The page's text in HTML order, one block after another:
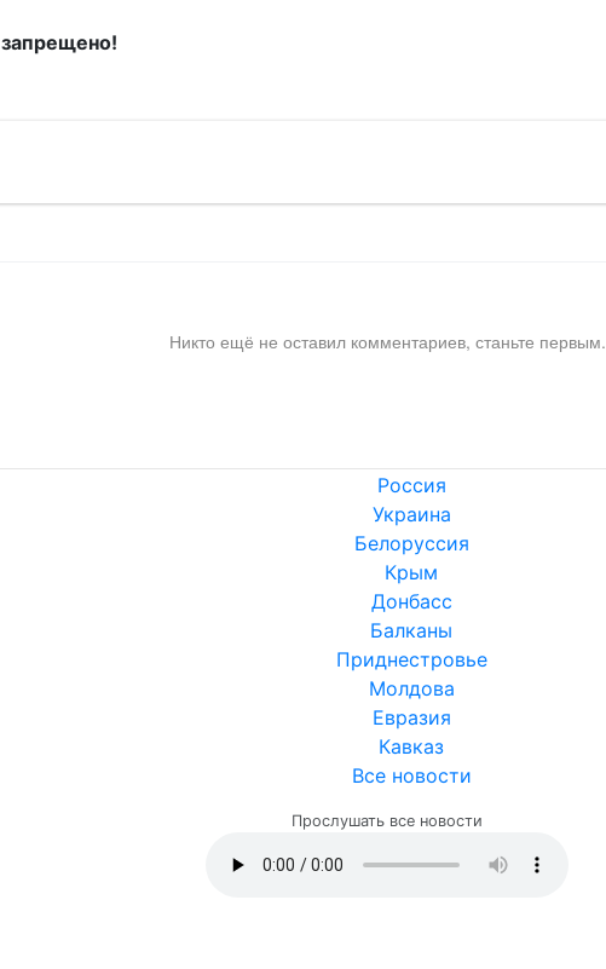
запрещено!
Никто ещё не оставил комментариев, станьте первым.
Россия
Украина
Белоруссия
Крым
Донбасс
Балканы
Приднестровье
Молдова
Евразия
Кавказ
Все новости
Прослушать все новости